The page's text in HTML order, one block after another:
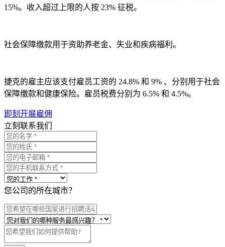
15%。收入超过上限的人按 23% 征税。
社会保障缴款用于资助养老金、失业和疾病福利。
捷克的雇主应该支付雇员工资的 24.8% 和 9% 、分别用于社会
保障缴款和健康保险。雇员税费分别为 6.5% 和 4.5%。
即刻开展雇佣
立刻联系我们
您公司的所在城市？